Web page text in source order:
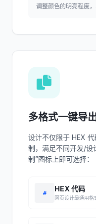
调整颜色的明亮程度
多格式一键导
设计不仅限于 HEX
制，满足不同开发/设
制”图标上即可选择：
#
HEX 代码
网页设计最通用格